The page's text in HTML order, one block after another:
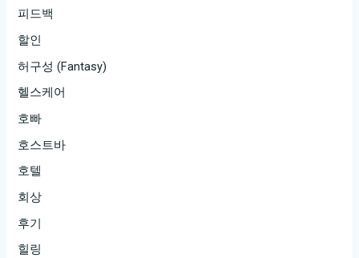
피드백
할인
허구성 (Fantasy)
헬스케어
호빠
호스트바
호텔
회상
후기
힐링